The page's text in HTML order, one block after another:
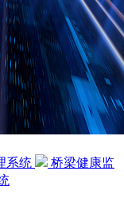
系统
桥梁健康监